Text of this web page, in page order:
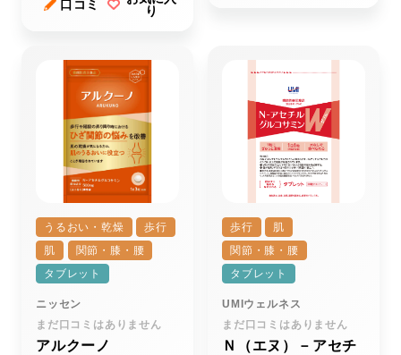
口コミ
り
うるおい・乾燥
歩行
肌
関節・膝・腰
タブレット
ニッセン
まだ口コミはありません
アルクーノ
歩行
肌
関節・膝・腰
タブレット
UMIウェルネス
まだ口コミはありません
Ｎ（エヌ）－アセチ